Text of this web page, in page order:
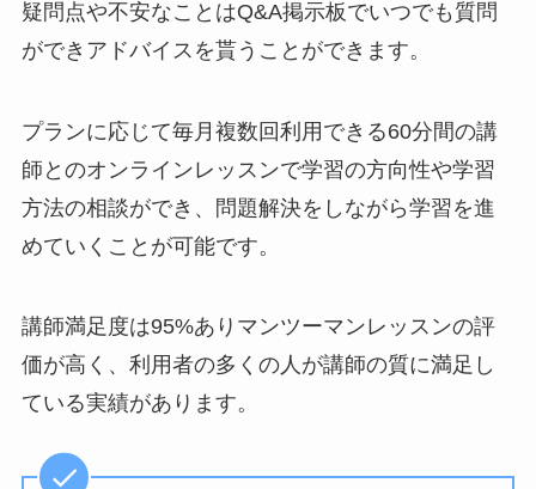
疑問点や不安なことはQ&A掲示板でいつでも質問
ができアドバイスを貰うことができます。
プランに応じて毎月複数回利用できる60分間の講
師とのオンラインレッスンで学習の方向性や学習
方法の相談ができ、問題解決をしながら学習を進
めていくことが可能です。
講師満足度は95%ありマンツーマンレッスンの評
価が高く、利用者の多くの人が講師の質に満足し
ている実績があります。